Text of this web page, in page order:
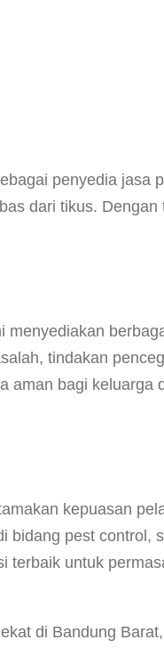
penyedia jasa
dari tikus. Dengan
menyediakan
tindakan
aman bagi keluarga
kepuasan
bidang pest control,
terbaik untuk
di Bandung